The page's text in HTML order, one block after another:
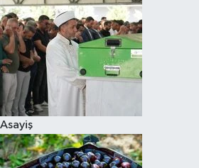
Asayiş
Televizyon
Yaşam-Çevre